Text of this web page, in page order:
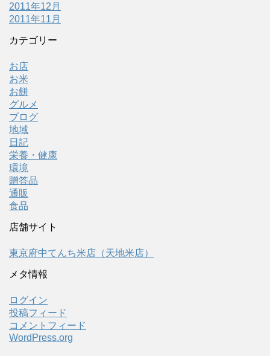
2011年12月
2011年11月
カテゴリー
お店
お米
お餅
グルメ
ブログ
地域
日記
栄養・健康
環境
贈答品
通販
食品
店舗サイト
東京府中てんち米店（天地米店）
メタ情報
ログイン
投稿フィード
コメントフィード
WordPress.org